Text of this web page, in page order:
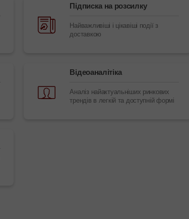
Підписка на розсилку
Найважливіші і цікавіші події з
доставкою
Відеоаналітіка
Аналіз найактуальніших ринкових
трендів в легкій та доступній формі